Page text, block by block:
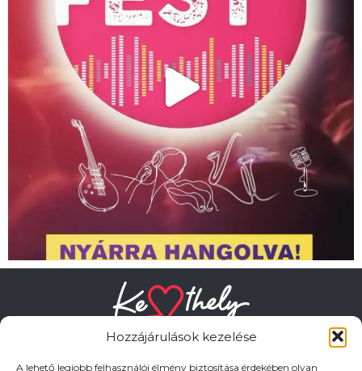
Hozzájárulások kezelése
A lehető legjobb felhasználói élmény biztosítása érdekében olyan